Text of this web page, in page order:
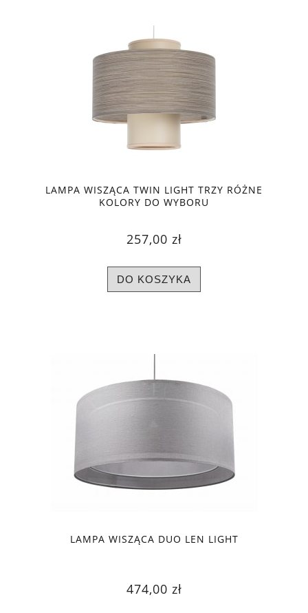
LAMPA WISZĄCA TWIN LIGHT TRZY RÓŻNE
KOLORY DO WYBORU
257,00 zł
DO KOSZYKA
LAMPA WISZĄCA DUO LEN LIGHT
474,00 zł